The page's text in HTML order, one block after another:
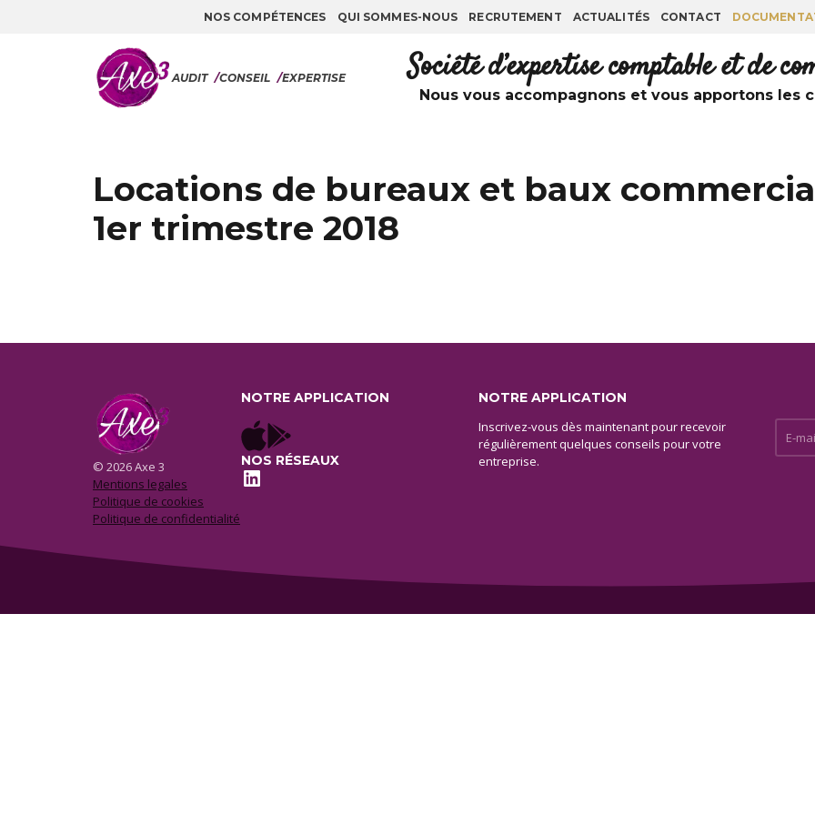
NOS COMPÉTENCES QUI SOMMES-NOUS RECRUTEMENT ACTUALITÉS CONTACT
AUDIT /CONSEIL /EXPERTISE Société d’expertise comptable et de
Nous vous accompagnons et vous apportons les
Locations de bureaux et baux
1er trimestre 2018
© 2026 Axe 3
Mentions legales
Politique de cookies
Politique de confidentialité
NOTRE APPLICATION
NOS RÉSEAUX
LinkedIn
NOTRE APPLICATION
Inscrivez-vous dès maintenant pour recevoir
régulièrement quelques conseils pour votre
entreprise.